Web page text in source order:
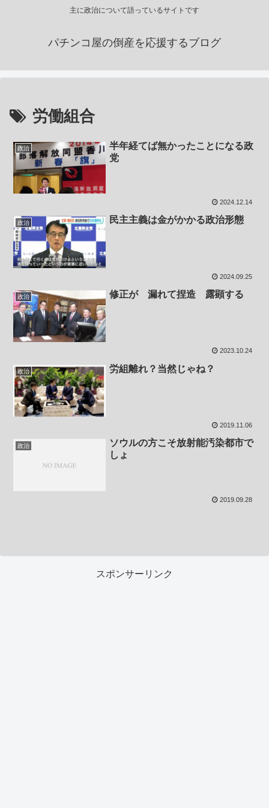
主に政治について語っているサイトです
パチンコ屋の倒産を応援するブログ
労働組合
政治
半年経てば無かったことになる政
党
2024.12.14
政治 民主主義は金がかかる政治形態
2024.09.25
政治 修正が 漏れて捏造 露顕する
2023.10.24
政治 労組離れ？当然じゃね？
2019.11.06
政治
ソウルの方こそ放射能汚染都市で
しょ
2019.09.28
スポンサーリンク